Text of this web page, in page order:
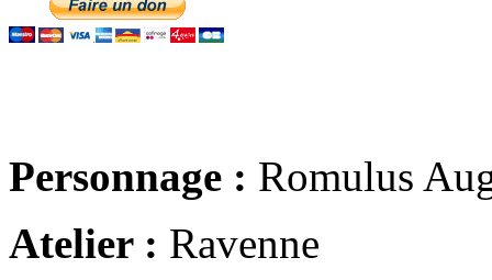
Personnage : Romulus
Atelier : Ravenne